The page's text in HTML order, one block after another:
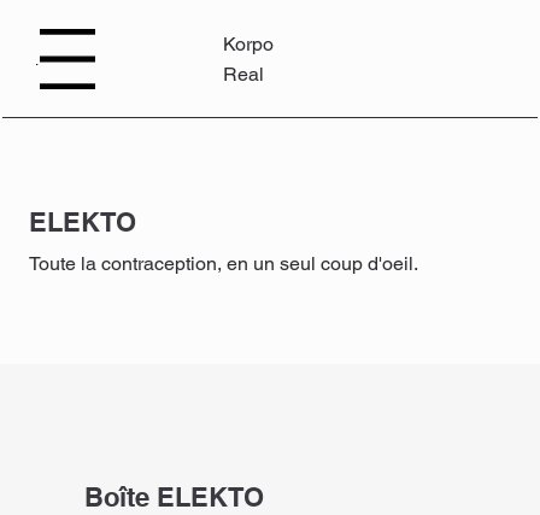
Korpo
Real
Menu
ELEKTO
Toute la contraception, en un seul coup d'oeil.
Boîte ELEKTO